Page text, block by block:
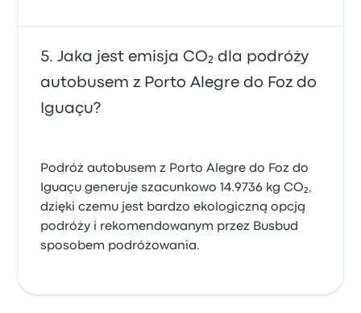
Jaka jest emisja CO₂ dla podróży
autobusem z Porto Alegre do Foz do
Iguaçu?
Podróż autobusem z Porto Alegre do Foz do
Iguaçu generuje szacunkowo 14.9736 kg CO₂,
dzięki czemu jest bardzo ekologiczną opcją
podróży i rekomendowanym przez Busbud
sposobem podróżowania.